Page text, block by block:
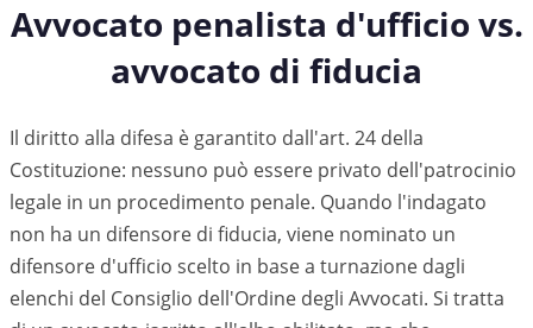
Avvocato penalista d'ufficio vs.
avvocato di fiducia
Il diritto alla difesa è garantito dall'art. 24 della
Costituzione: nessuno può essere privato dell'patrocinio
legale in un procedimento penale. Quando l'indagato
non ha un difensore di fiducia, viene nominato un
difensore d'ufficio scelto in base a turnazione dagli
elenchi del Consiglio dell'Ordine degli Avvocati. Si tratta